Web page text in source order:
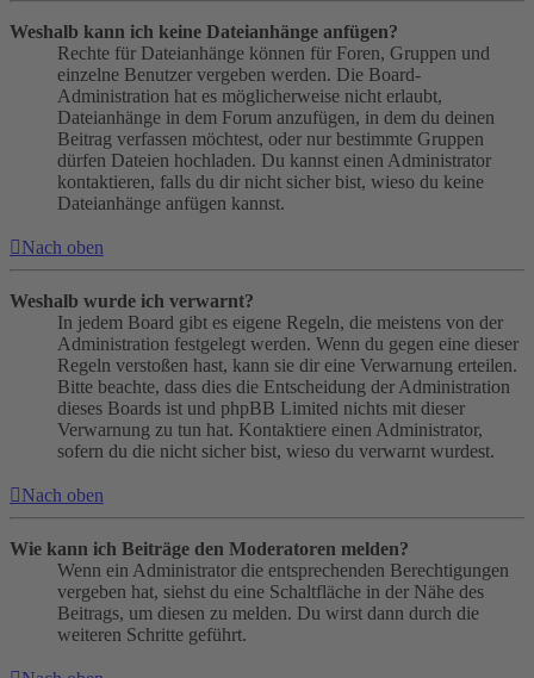
Weshalb kann ich keine Dateianhänge anfügen?
Rechte für Dateianhänge können für Foren, Gruppen und
einzelne Benutzer vergeben werden. Die Board-
Administration hat es möglicherweise nicht erlaubt,
Dateianhänge in dem Forum anzufügen, in dem du deinen
Beitrag verfassen möchtest, oder nur bestimmte Gruppen
dürfen Dateien hochladen. Du kannst einen Administrator
kontaktieren, falls du dir nicht sicher bist, wieso du keine
Dateianhänge anfügen kannst.
Nach oben
Weshalb wurde ich verwarnt?
In jedem Board gibt es eigene Regeln, die meistens von der
Administration festgelegt werden. Wenn du gegen eine dieser
Regeln verstoßen hast, kann sie dir eine Verwarnung erteilen.
Bitte beachte, dass dies die Entscheidung der Administration
dieses Boards ist und phpBB Limited nichts mit dieser
Verwarnung zu tun hat. Kontaktiere einen Administrator,
sofern du die nicht sicher bist, wieso du verwarnt wurdest.
Nach oben
Wie kann ich Beiträge den Moderatoren melden?
Wenn ein Administrator die entsprechenden Berechtigungen
vergeben hat, siehst du eine Schaltfläche in der Nähe des
Beitrags, um diesen zu melden. Du wirst dann durch die
weiteren Schritte geführt.